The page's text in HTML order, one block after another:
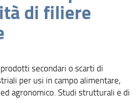
di filiere
secondari o scarti di
per usi in campo alimentare,
agronomico. Studi strutturali e di
courses
Life Course Research